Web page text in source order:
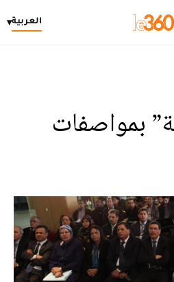
العربية▾
بمواصفات